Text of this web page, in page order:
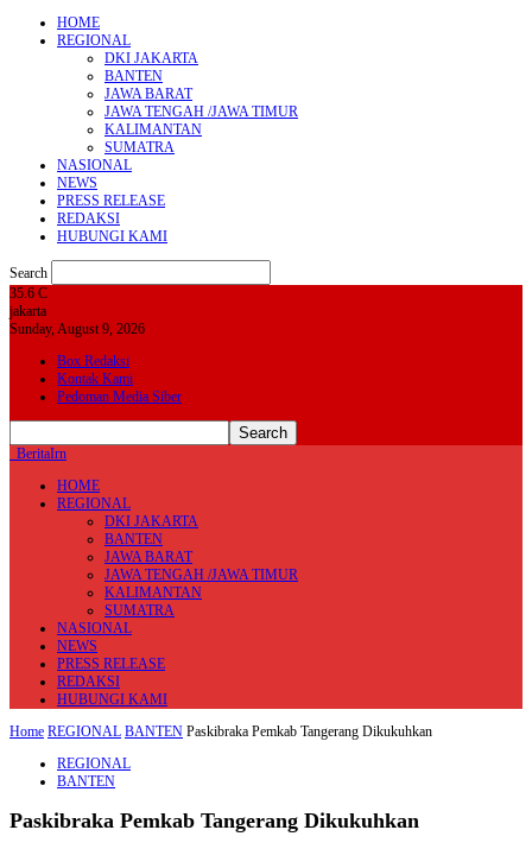
HOME
REGIONAL
DKI JAKARTA
BANTEN
JAWA BARAT
JAWA TENGAH /JAWA TIMUR
KALIMANTAN
SUMATRA
NASIONAL
NEWS
PRESS RELEASE
REDAKSI
HUBUNGI KAMI
Search
35.6 C
jakarta
Sunday, August 9, 2026
Box Redaksi
Kontak Kami
Pedoman Media Siber
BeritaIrn
HOME
REGIONAL
DKI JAKARTA
BANTEN
JAWA BARAT
JAWA TENGAH /JAWA TIMUR
KALIMANTAN
SUMATRA
NASIONAL
NEWS
PRESS RELEASE
REDAKSI
HUBUNGI KAMI
Home REGIONAL BANTEN Paskibraka Pemkab Tangerang Dikukuhkan
REGIONAL
BANTEN
Paskibraka Pemkab Tangerang Dikukuhkan